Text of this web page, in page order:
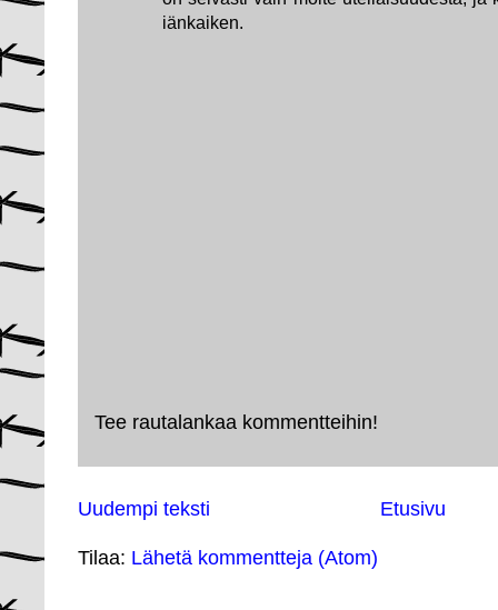
iänkaiken.
Tee rautalankaa kommentteihin!
Uudempi teksti Etusivu
Tilaa: Lähetä kommentteja (Atom)